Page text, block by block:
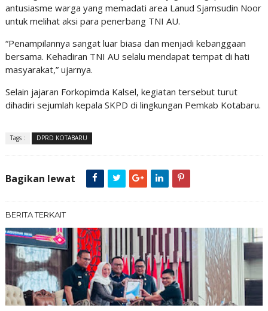
antusiasme warga yang memadati area Lanud Sjamsudin Noor
untuk melihat aksi para penerbang TNI AU.
“Penampilannya sangat luar biasa dan menjadi kebanggaan
bersama. Kehadiran TNI AU selalu mendapat tempat di hati
masyarakat,” ujarnya.
Selain jajaran Forkopimda Kalsel, kegiatan tersebut turut
dihadiri sejumlah kepala SKPD di lingkungan Pemkab Kotabaru.
Tags : DPRD KOTABARU
Bagikan lewat
BERITA TERKAIT